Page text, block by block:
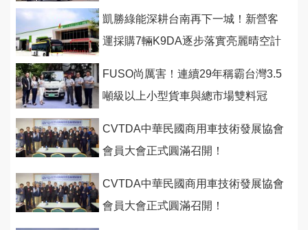
凱勝綠能深耕台南再下一城！新營客
運採購7輛K9DA逐步落實亮麗晴空計
FUSO尚厲害！連續29年稱霸台灣3.5
噸級以上小型貨車與總市場雙料冠
CVTDA中華民國商用車技術發展協會
會員大會正式圓滿召開！
CVTDA中華民國商用車技術發展協會
會員大會正式圓滿召開！